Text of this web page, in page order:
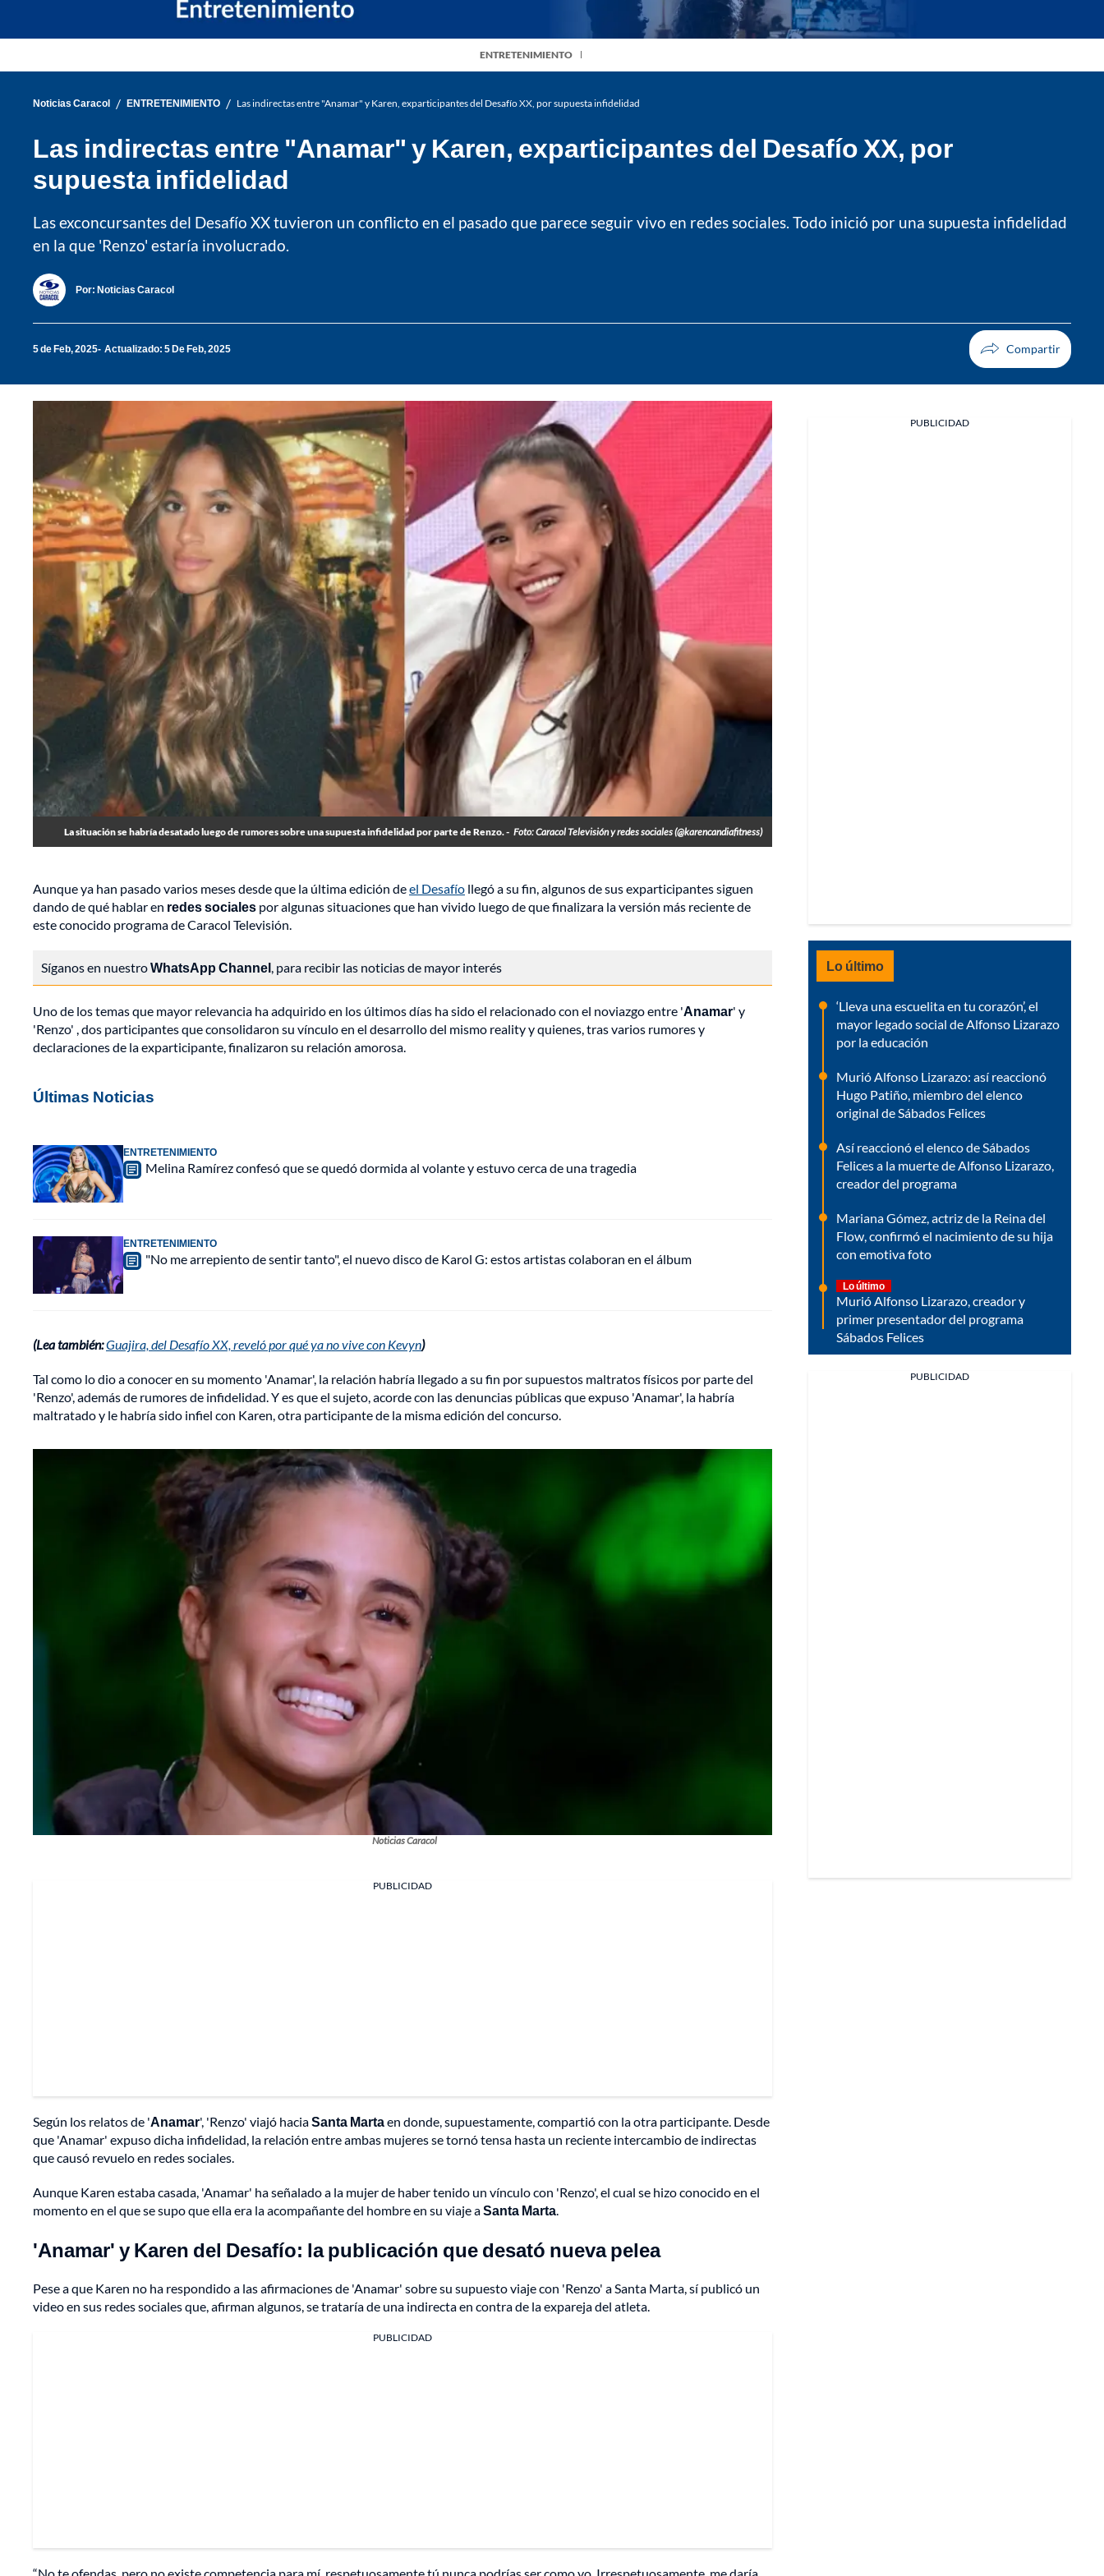
ENTRETENIMIENTO
Noticias Caracol / ENTRETENIMIENTO / Las indirectas entre "Anamar" y Karen, exparticipantes del Desafío XX, por supuesta infidelidad
Las indirectas entre "Anamar" y Karen, exparticipantes del Desafío XX, por
supuesta infidelidad
Las exconcursantes del Desafío XX tuvieron un conflicto en el pasado que parece seguir vivo en redes sociales. Todo inició por una supuesta infidelidad
en la que 'Renzo' estaría involucrado.
Por: Noticias Caracol
5 de Feb, 2025 Actualizado: 5 De Feb, 2025
La situación se habría desatado luego de rumores sobre una supuesta infidelidad por parte de Renzo. - Foto: Caracol Televisión y redes sociales (@karencandiafitness)
Aunque ya han pasado varios meses desde que la última edición deel Desafío llegó a su fin, algunos de sus exparticipantes siguen
dando de qué hablar en redes sociales por algunas situaciones que han vivido luego de que finalizara la versión más reciente de
este conocido programa de Caracol Televisión.
Síganos en nuestroWhatsApp Channel, para recibir las noticias de mayor interés
Uno de los temas que mayor relevancia ha adquirido en los últimos días ha sido el relacionado con el noviazgo entre 'Anamar' y
'Renzo' , dos participantes que consolidaron su vínculo en el desarrollo del mismo reality y quienes, tras varios rumores y
declaraciones de la exparticipante, finalizaron su relación amorosa.
Últimas Noticias
ENTRETENIMIENTO
Melina Ramírez confesó que se quedó dormida al volante y estuvo cerca de una tragedia
ENTRETENIMIENTO
"No me arrepiento de sentir tanto", el nuevo disco de Karol G: estos artistas colaboran en el álbum
(Lea también:Guajira, del Desafío XX, reveló por qué ya no vive con Kevyn)
Tal como lo dio a conocer en su momento 'Anamar', la relación habría llegado a su fin por supuestos maltratos físicos por parte del
'Renzo', además de rumores de infidelidad. Y es que el sujeto, acorde con las denuncias públicas que expuso 'Anamar', la habría
maltratado y le habría sido infiel con Karen, otra participante de la misma edición del concurso.
Noticias Caracol
PUBLICIDAD
Según los relatos de 'Anamar', 'Renzo' viajó haciaSanta Martaen donde, supuestamente, compartió con la otra participante. Desde
que 'Anamar' expuso dicha infidelidad, la relación entre ambas mujeres se tornó tensa hasta un reciente intercambio de indirectas
que causó revuelo en redes sociales.
Aunque Karen estaba casada, 'Anamar' ha señalado a la mujer de haber tenido un vínculo con 'Renzo', el cual se hizo conocido en el
momento en el que se supo que ella era la acompañante del hombre en su viaje aSanta Marta.
'Anamar' y Karen del Desafío: la publicación que desató nueva pelea
Pese a que Karen no ha respondido a las afirmaciones de 'Anamar' sobre su supuesto viaje con 'Renzo' a Santa Marta, sí publicó un
video en sus redes sociales que, afirman algunos, se trataría de una indirecta en contra de la expareja del atleta.
PUBLICIDAD
PUBLICIDAD
Lo último
‘Lleva una escuelita en tu corazón’, el
mayor legado social de Alfonso Lizarazo
por la educación
Murió Alfonso Lizarazo: así reaccionó
Hugo Patiño, miembro del elenco
original de Sábados Felices
Así reaccionó el elenco de Sábados
Felices a la muerte de Alfonso Lizarazo,
creador del programa
Mariana Gómez, actriz de la Reina del
Flow, confirmó el nacimiento de su hija
con emotiva foto
Lo último
Murió Alfonso Lizarazo, creador y
primer presentador del programa
Sábados Felices
PUBLICIDAD